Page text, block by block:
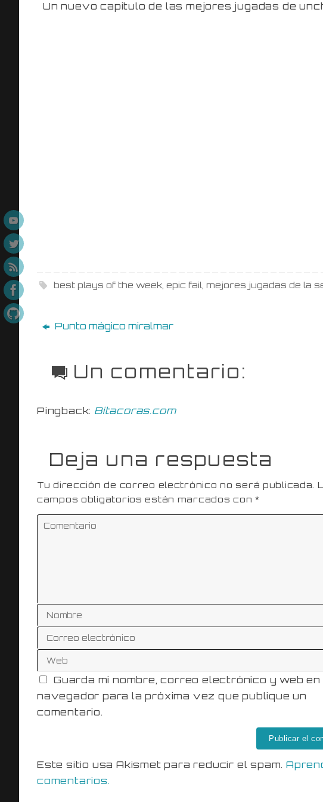
Un nuevo capitulo de las mejores jugadas de
best plays of the week ,epic fail ,mejores jugadas de la
Punto mágico miralmar
Un comentario:
Pingback: Bitacoras.com
Deja una respuesta
Tu dirección de correo electrónico no será publicada.
campos obligatorios están marcados con*
Guarda mi nombre, correo electrónico y web en
navegador para la próxima vez que publique un
comentario.
Este sitio usa Akismet para reducir el spam.
comentarios.